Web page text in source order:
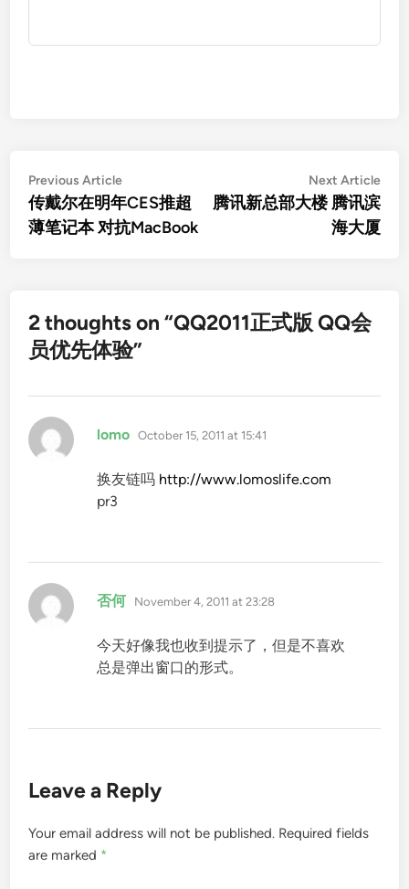
Post
navigation
Previous ArticlePrevious
article:
传戴尔在明年CES推超
薄笔记本 对抗MacBook
Next Article
腾讯新总部大楼 腾讯滨
海大厦
2 thoughts on “QQ2011正式版 QQ会
员优先体验”
lomo says:
October 15, 2011 at 15:41
换友链吗 http://www.lomoslife.com
pr3
否何 says:
November 4, 2011 at 23:28
今天好像我也收到提示了，但是不喜欢
总是弹出窗口的形式。
Leave a Reply
Your email address will not be published. Required fields
are marked *